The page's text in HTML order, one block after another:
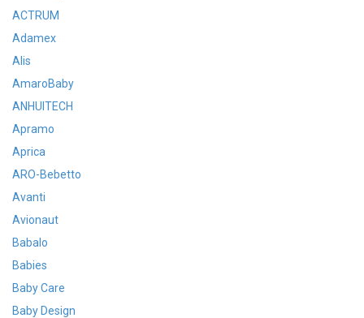
ACTRUM
Adamex
Alis
AmaroBaby
ANHUITECH
Apramo
Aprica
ARO-Bebetto
Avanti
Avionaut
Babalo
Babies
Baby Care
Baby Design